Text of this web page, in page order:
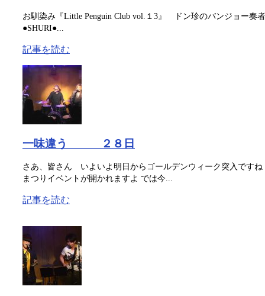
お馴染み『Little Penguin Club vol.１3』 ドン珍のバンジョー奏
●SHURI●...
記事を読む
一味違う ２８日
さあ、皆さん いよいよ明日からゴールデンウィーク突入です
まつりイベントが開かれますよ では今...
記事を読む